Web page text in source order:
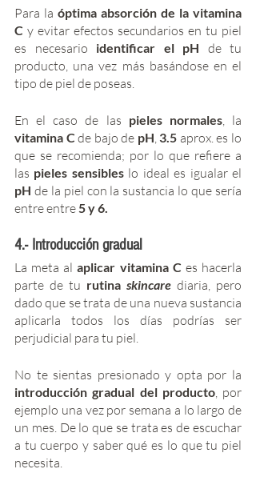
Para la óptima absorción de la vitamina
C y evitar efectos secundarios en tu piel
es necesario identificar el pH de tu
producto, una vez más basándose en el
tipo de piel de poseas.
En el caso de las pieles normales
vitamina C de bajo de pH 3.5 aprox. es lo
que se recomienda; por lo que refiere a
las pieles sensibles lo ideal es igualar el
pH de la piel con la sustancia lo que sería
entre entre 5 y 6.
4.- Introducción gradual
La meta al aplicar vitamina C es hacerla
parte de tu rutina skincare diaria, pero
dado que se trata de una nueva sustancia
aplicarla todos los días podrías ser
perjudicial para tu piel.
introducción gradual del producto, por
ejemplo una vez por semana a lo largo de
un mes. De lo que se trata es de escuchar
a tu cuerpo y saber qué es lo que tu piel
necesita.